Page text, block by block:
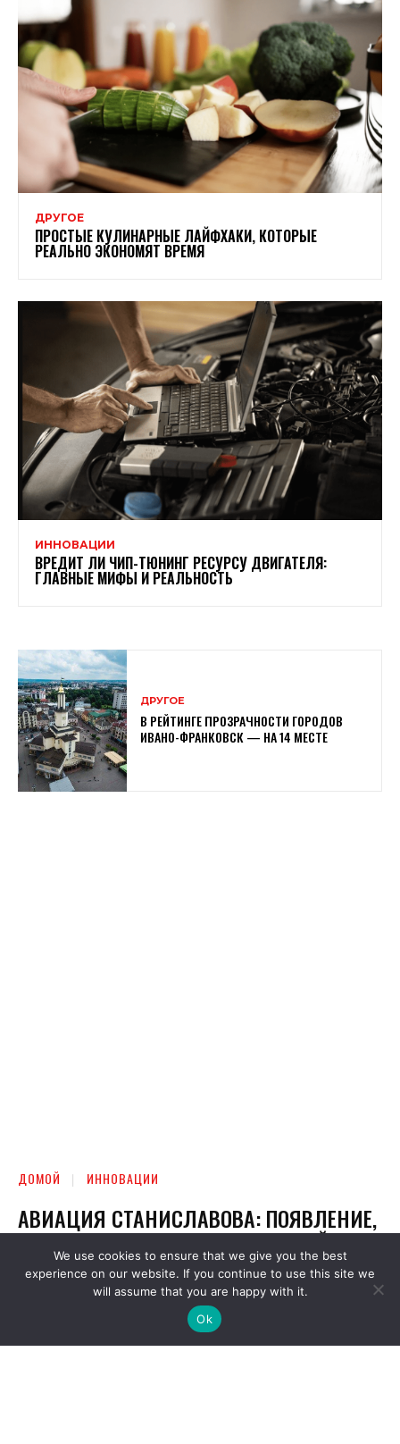
ДРУГОЕ
ПРОСТЫЕ КУЛИНАРНЫЕ ЛАЙФХАКИ, КОТОРЫЕ
РЕАЛЬНО ЭКОНОМЯТ ВРЕМЯ
ИННОВАЦИИ
ВРЕДИТ ЛИ ЧИП-ТЮНИНГ РЕСУРСУ ДВИГАТЕЛЯ:
ГЛАВНЫЕ МИФЫ И РЕАЛЬНОСТЬ
ДРУГОЕ
В РЕЙТИНГЕ ПРОЗРАЧНОСТИ ГОРОДОВ
ИВАНО-ФРАНКОВСК — НА 14 МЕСТЕ
We use cookies to ensure that we give you the best
experience on our website. If you continue to use this site we
will assume that you are happy with it.
Ok